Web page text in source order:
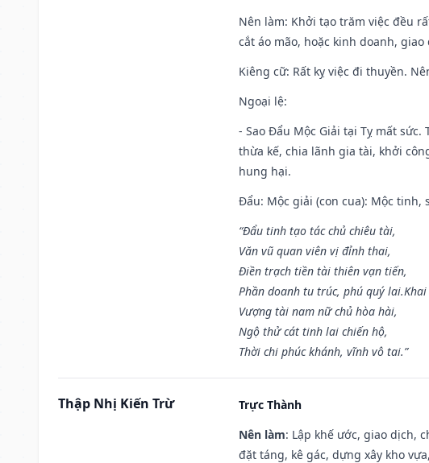
Nên làm: Khởi tạo trăm việc đều
cắt áo mão, hoặc kinh doanh,
Kiêng cữ: Rất kỵ việc đi thuyền.
Ngoại lệ:
- Sao Đẩu Mộc Giải tại Tỵ mất
thừa kế, chia lãnh gia tài, khởi
hung hại.
Đẩu: Mộc giải (con cua): Mộc tinh,
“Đẩu tinh tạo tác chủ chiêu tài,
Văn vũ quan viên vị đỉnh thai,
Điền trạch tiền tài thiên vạn tiến,
Phần doanh tu trúc, phú quý
Vượng tài nam nữ chủ hòa hài,
Ngộ thử cát tinh lai chiến hộ,
Thời chi phúc khánh, vĩnh vô tai.”
Thập Nhị Kiến Trừ
Trực Thành
Nên làm: Lập khế ước, giao dịch,
đặt táng, kê gác, dựng xây kho